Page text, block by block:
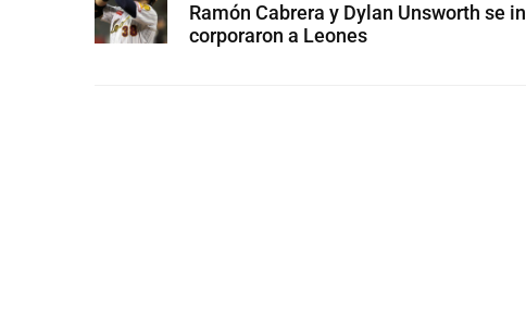
Ramón Cabrera y Dylan Unsworth se in
corporaron a Leones